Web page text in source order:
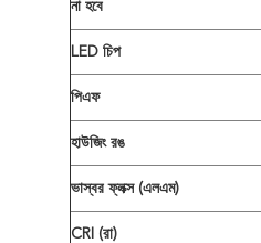
না হবে
LED চিপ
পিএফ
হাউজিং রঙ
ভাস্বর ফ্লক্স (এলএম)
CRI (রা)